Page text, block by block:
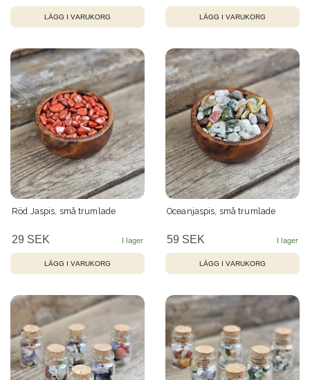
Röd Jaspis, små trumlade
29 SEK
Oceanjaspis, små trumlade
59 SEK